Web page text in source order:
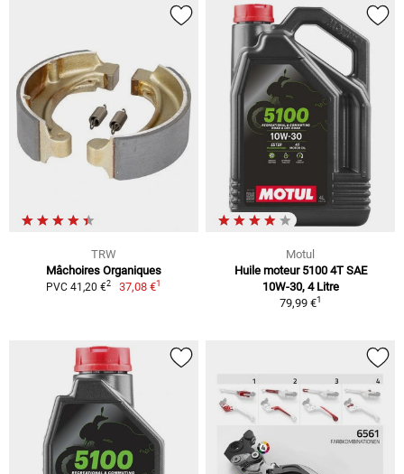
TRW
Mâchoires Organiques
PVC 41,20 €2 37,08 €1
Motul
Huile moteur 5100 4T SAE
10W-30, 4 Litre
79,99 €1